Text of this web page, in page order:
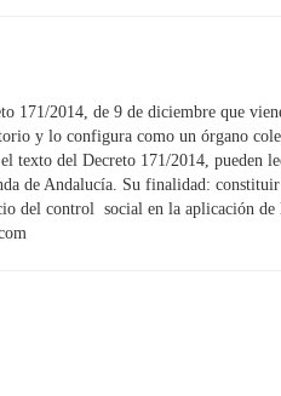
171/2014, de 9 de diciembre que
y lo configura como un órgano
del Decreto 171/2014, pueden
Andalucía. Su finalidad:
control social en la aplicación de